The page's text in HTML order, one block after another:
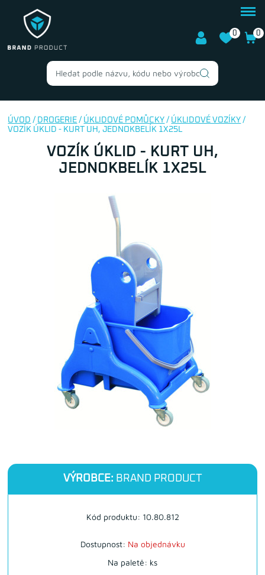
0 0
ÚVOD / DROGERIE / ÚKLIDOVÉ POMŮCKY / ÚKLIDOVÉ VOZÍKY /
VOZÍK ÚKLID - KURT UH, JEDNOKBELÍK 1X25L
VOZÍK ÚKLID - KURT UH,
JEDNOKBELÍK 1X25L
VÝROBCE: BRAND PRODUCT
Kód produktu: 10.80.812
Dostupnost: Na objednávku
Na paletě: ks